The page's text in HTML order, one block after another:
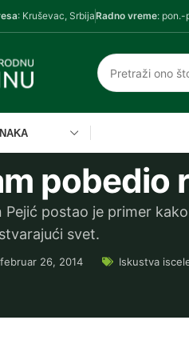
: Kruševac, SrbijaRadno vreme: pon.-
pobedio
Pejić postao je primer
svet.
februar 26, 2014 Iskustva